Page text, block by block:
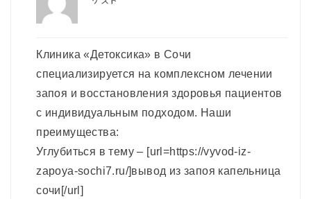
Клиника «Детоксика» в Сочи
специализируется на комплексном лечении
запоя и восстановления здоровья пациентов
с индивидуальным подходом. Наши
преимущества:
Углубиться в тему – [url=https://vyvod-iz-
zapoya-sochi7.ru/]вывод из запоя капельница
сочи[/url]